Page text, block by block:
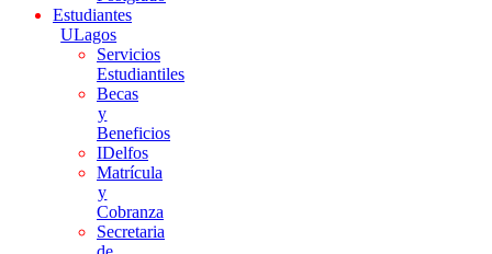
Estudiantes
ULagos
Servicios
Estudiantiles
Becas
y
Beneficios
IDelfos
Matrícula
y
Cobranza
Secretaria